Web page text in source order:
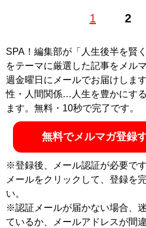
1 2
ィネーターなども経験。趣味は読書
記事一覧へ
SPA！編集部が「人生後半を賢
をテーマに厳選した記事をメル
週金曜日にメールでお届けしま
性・人間関係…人生を豊かにす
ます。無料・10秒で完了です。
無料でメルマガ登
※登録後、メール認証が必要で
メールをクリックして、登録を
い。
※認証メールが届かない場合、
ているか、メールアドレスが間